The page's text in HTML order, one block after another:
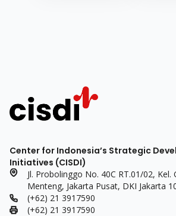
Center for Indonesia’s Strategic
Initiatives (CISDI)
Jl. Probolinggo No. 40C RT.01/02, Kel.
Menteng, Jakarta Pusat, DKI Jakarta
(+62) 21 3917590
(+62) 21 3917590